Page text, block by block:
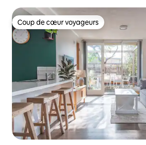
Coup de cœur voyageurs
Coup de cœur voyageurs